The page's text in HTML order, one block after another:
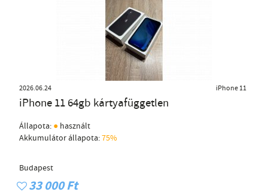
2026.06.24 iPhone 11
iPhone 11 64gb kártyafüggetlen
Állapota: ● használt
Akkumulátor állapota:75%
Budapest
33 000 Ft